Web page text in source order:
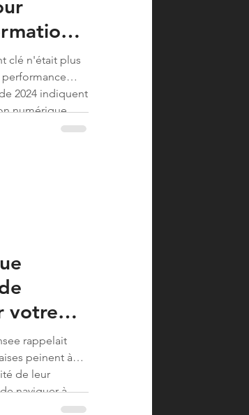
clé n'était plus
2024 indiquent
numérique
votre
rappelait
peinent à
de leur
naviguer à